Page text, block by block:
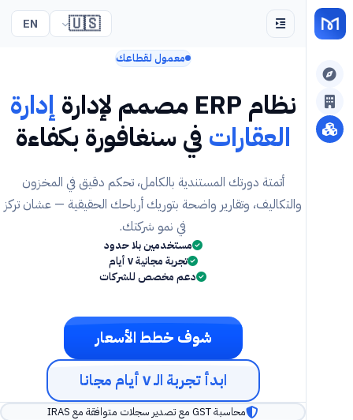
🇺🇸
EN
معمول لقطاعك
نظام ERP مصمم لإدارة
إدارة
العقارات في سنغافورة بكفاءة
أتمتة دورتك المستندية بالكامل، تحكم دقيق في المخزون
والتكاليف، وتقارير واضحة بتوريك أرباحك الحقيقية — عشان تركز
في نمو شركتك.
مستخدمين بلا حدود
تجربة مجانية ٧ أيام
دعم مخصص للشركات
شوف خطط الأسعار
ابدأ تجربة الـ ٧ أيام مجانا
محاسبة GST مع تصدير سجلات متوافقة مع IRAS